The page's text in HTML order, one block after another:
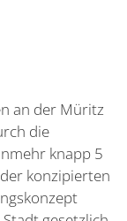
an der Müritz
die
knapp 5
konzipierten